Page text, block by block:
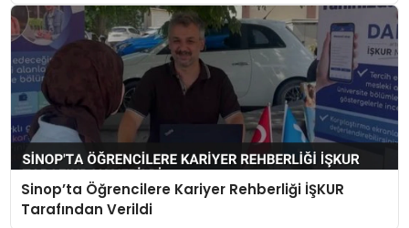
Sinop’ta Öğrencilere Kariyer Rehberliği İŞKUR
Tarafından Verildi